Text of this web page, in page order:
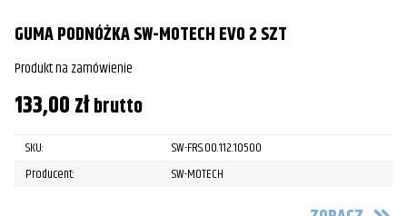
GUMA PODNÓŻKA SW-MOTECH EVO 2 SZT
Produkt na zamówienie
133,00złbrutto
SKU:
SW-FRS.00.112.10500
Producent:
SW-MOTECH